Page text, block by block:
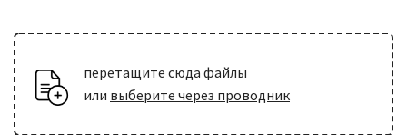
перетащите сюда файлы
или выберите через проводник